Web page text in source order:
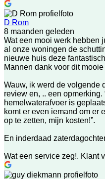
D Rom
8 maanden geleden
Wat een mooi werk hebben
al onze woningen de
nieuwe huis deze
Mannen dank voor dit mooie
Wauw, ik werd de volgende
review en, .. een opmerking.
hemelwaterafvoer is
komt er even iemand om er
op te zetten, mijn kosten!”.
En inderdaad
Wat een service zeg!. Klant